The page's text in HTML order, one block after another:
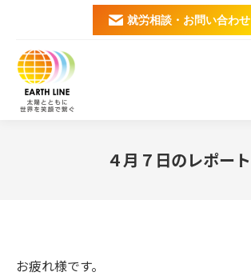
就労相談・お問い合わせ
４月７日のレポート
お疲れ様です。